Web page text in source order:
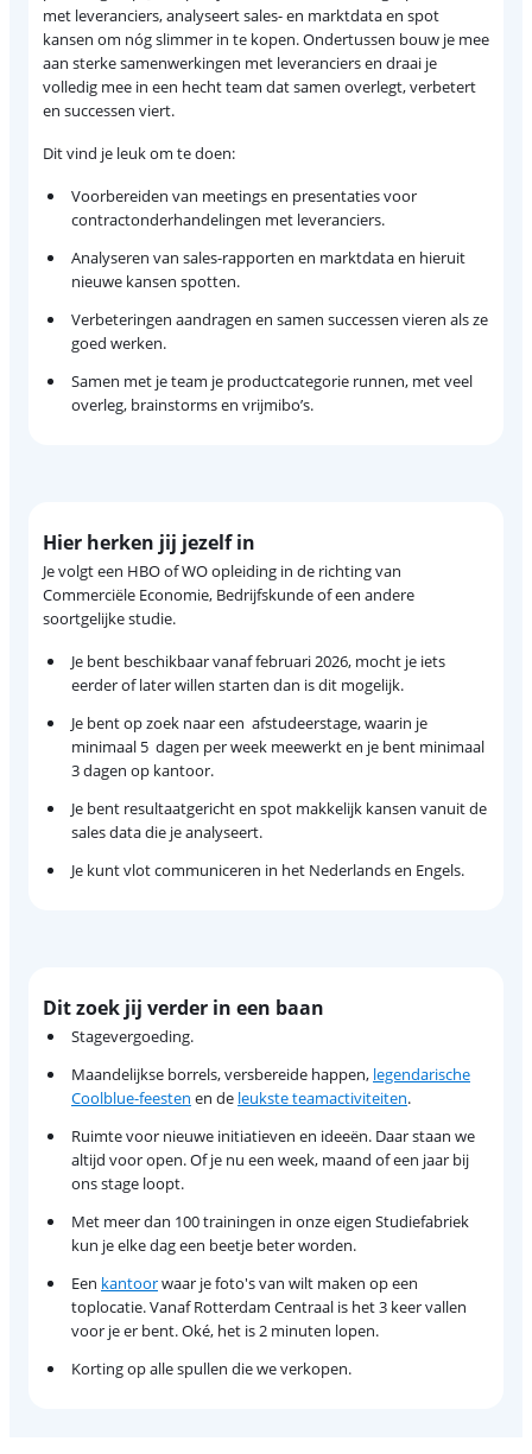
met leveranciers, analyseert sales- en marktdata en spot
kansen om nóg slimmer in te kopen. Ondertussen bouw je mee
aan sterke samenwerkingen met leveranciers en draai je
volledig mee in een hecht team dat samen overlegt, verbetert
en successen viert.
Dit vind je leuk om te doen:
Voorbereiden van meetings en presentaties voor
contractonderhandelingen met leveranciers.
Analyseren van sales-rapporten en marktdata en hieruit
nieuwe kansen spotten.
Verbeteringen aandragen en samen successen vieren als ze
goed werken.
Samen met je team je productcategorie runnen, met veel
overleg, brainstorms en vrijmibo’s.
Hier herken jij jezelf in
Je volgt een HBO of WO opleiding in de richting van
Commerciële Economie, Bedrijfskunde of een andere
soortgelijke studie.
Je bent beschikbaar vanaf februari 2026, mocht je iets
eerder of later willen starten dan is dit mogelijk.
Je bent op zoek naar een afstudeerstage, waarin je
minimaal 5 dagen per week meewerkt en je bent minimaal
3 dagen op kantoor.
Je bent resultaatgericht en spot makkelijk kansen vanuit de
sales data die je analyseert.
Je kunt vlot communiceren in het Nederlands en Engels.
Dit zoek jij verder in een baan
Stagevergoeding.
Maandelijkse borrels, versbereide happen, legendarische
Coolblue-feesten en de leukste teamactiviteiten.
Ruimte voor nieuwe initiatieven en ideeën. Daar staan we
altijd voor open. Of je nu een week, maand of een jaar bij
ons stage loopt.
Met meer dan 100 trainingen in onze eigen Studiefabriek
kun je elke dag een beetje beter worden.
Een kantoorwaar je foto's van wilt maken op een
toplocatie. Vanaf Rotterdam Centraal is het 3 keer vallen
voor je er bent. Oké, het is 2 minuten lopen.
Korting op alle spullen die we verkopen.